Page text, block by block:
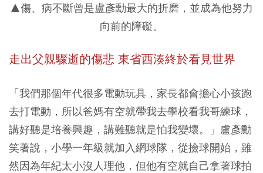
▲傷、病不斷曾是盧彥勳最大的折磨，並成為他努力
向前的障礙。
走出父親驟逝的傷悲 東省西湊終於看見世界
「我們那個年代很多電動玩具，家長都會擔心小孩跑
去打電動，所以爸媽有空就帶我去學校看我哥練球，
講好聽是培養興趣，講難聽就是怕我變壞。」盧彥勳
笑著說，小學一年級就加入網球隊，從撿球開始，雖
然因為年紀太小沒人理他，但他有空就自己拿著球拍